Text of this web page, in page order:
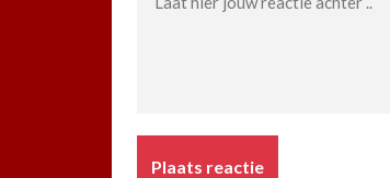
Plaats reactie